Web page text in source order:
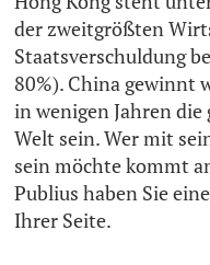
der zweitgrößten
Staatsverschuldung
80%). China gewinnt
in wenigen Jahren
Welt sein. Wer mit
sein möchte kommt
Publius haben Sie
Ihrer Seite.